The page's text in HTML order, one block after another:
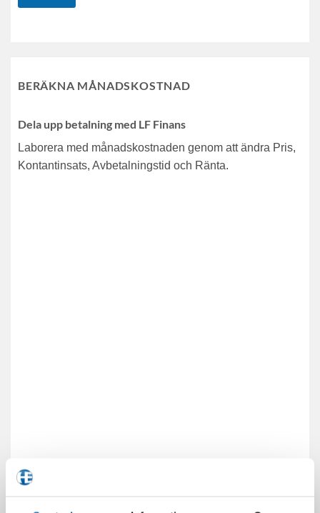
BERÄKNA MÅNADSKOSTNAD
Dela upp betalning med LF Finans
Laborera med månadskostnaden genom att ändra Pris,
Kontantinsats, Avbetalningstid och Ränta.